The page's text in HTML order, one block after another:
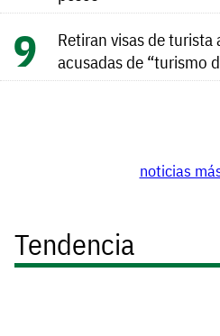
Retiran visas de
acusadas de “turismo
noticias
Tendencia